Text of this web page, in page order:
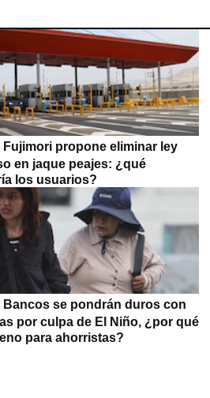
Fujimori propone eliminar ley
en jaque peajes: ¿qué
los usuarios?
Bancos se pondrán duros con
por culpa de El Niño, ¿por qué
para ahorristas?